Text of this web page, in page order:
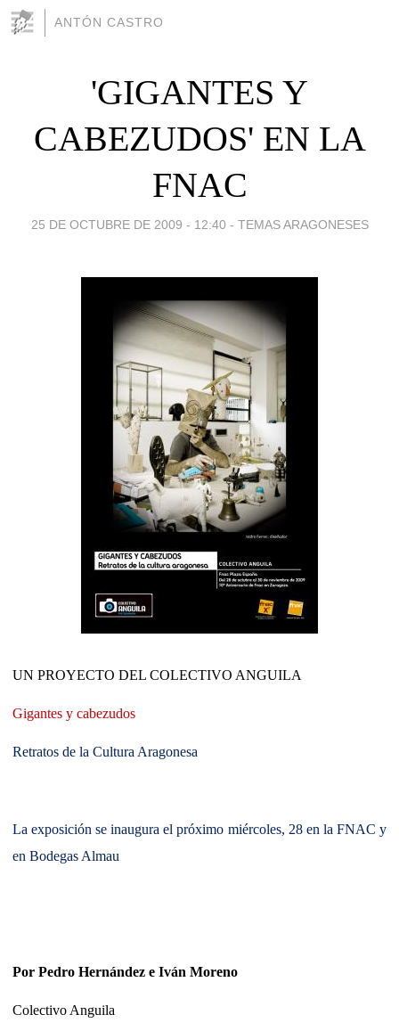
ANTÓN CASTRO
'GIGANTES Y
CABEZUDOS' EN LA
FNAC
25 DE OCTUBRE DE 2009 - 12:40 - TEMAS ARAGONESES
UN PROYECTO DEL COLECTIVO ANGUILA
Gigantes y cabezudos
Retratos de la Cultura Aragonesa
La exposición se inaugura el próximo miércoles, 28 en la FNAC y
en Bodegas Almau
Por Pedro Hernández e Iván Moreno
Colectivo Anguila